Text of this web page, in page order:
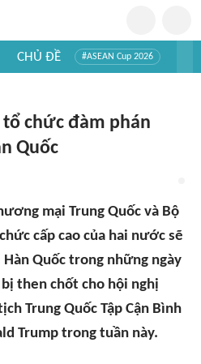
CHỦ ĐỀ #ASEAN Cup 2026
tổ chức đàm phán
Quốc
mại Trung Quốc và Bộ
cấp cao của hai nước sẽ
Quốc trong những ngày
then chốt cho hội nghị
Trung Quốc Tập Cận Bình
Trump trong tuần này.